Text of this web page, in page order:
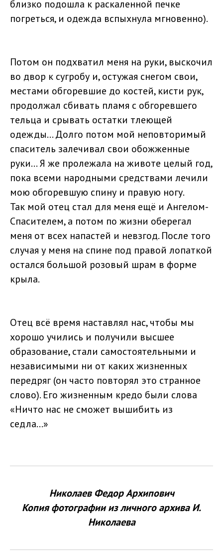
близко подошла к раскаленной печке
погреться, и одежда вспыхнула мгновенно).
Потом он подхватил меня на руки, выскочил
во двор к сугробу и, остужая снегом свои,
местами обгоревшие до костей, кисти рук,
продолжал сбивать пламя с обгоревшего
тельца и срывать остатки тлеющей
одежды... Долго потом мой неповторимый
спаситель залечивал свои обожженные
руки... Я же пролежала на животе целый год,
пока всеми народными средствами лечили
мою обгоревшую спину и правую ногу.
Так мой отец стал для меня ещё и Ангелом-
Спасителем, а потом по жизни оберегал
меня от всех напастей и невзгод. После того
случая у меня на спине под правой лопаткой
остался большой розовый шрам в форме
крыла.
Отец всё время наставлял нас, чтобы мы
хорошо учились и получили высшее
образование, стали самостоятельными и
независимыми ни от каких жизненных
передряг (он часто повторял это странное
слово). Его жизненным кредо были слова
«Ничто нас не сможет вышибить из
седла...»
Николаев Федор Архипович
Копия фотографии из личного архива И.
Николаева